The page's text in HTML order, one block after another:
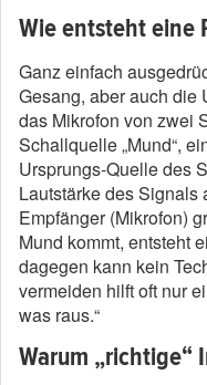
Wie entsteht eine
Ganz einfach
Gesang, aber auch
das Mikrofon von zwei
Schallquelle „Mund“,
Ursprungs-Quelle des
Lautstärke des Signals
Empfänger (Mikrofon)
Mund kommt, entsteht
dagegen kann kein
vermeiden hilft oft nur
was raus.“
Warum „richtige“